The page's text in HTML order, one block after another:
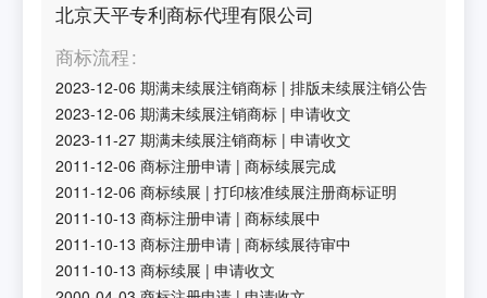
北京天平专利商标代理有限公司
商标流程
2023-12-06 期满未续展注销商标 |排版未续展注销公告
2023-12-06 期满未续展注销商标 |申请收文
2023-11-27 期满未续展注销商标 |申请收文
2011-12-06 商标注册申请 |商标续展完成
2011-12-06 商标续展 |打印核准续展注册商标证明
2011-10-13 商标注册申请 |商标续展中
2011-10-13 商标注册申请 |商标续展待审中
2011-10-13 商标续展 |申请收文